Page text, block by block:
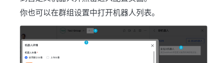
你也可以在群组设置中打开机器人列表。